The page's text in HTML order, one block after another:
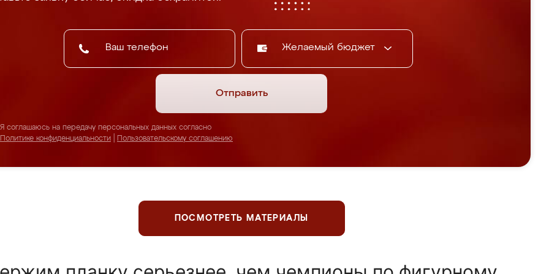
Желаемый бюджет
Отправить
Я соглашаюсь на передачу персональных данных согласно
Политике конфиденциальности
Пользовательскому соглашению
ПОСМОТРЕТЬ МАТЕРИАЛЫ